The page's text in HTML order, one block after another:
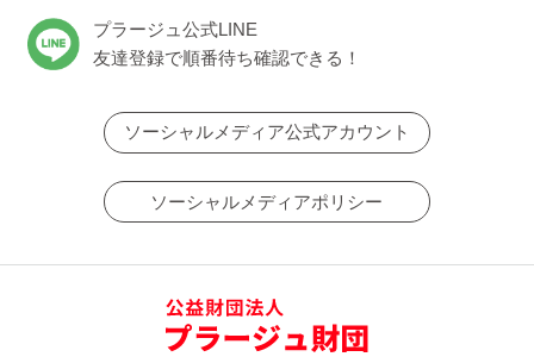
プラージュ公式LINE
友達登録で順番待ち確認できる！
ソーシャルメディア公式アカウント
ソーシャルメディアポリシー